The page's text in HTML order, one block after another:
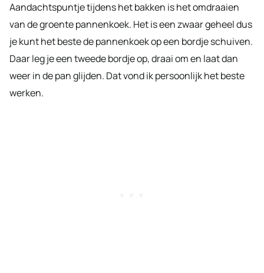
Aandachtspuntje tijdens het bakken is het omdraaien
van de groente pannenkoek. Het is een zwaar geheel dus
je kunt het beste de pannenkoek op een bordje schuiven.
Daar leg je een tweede bordje op, draai om en laat dan
weer in de pan glijden. Dat vond ik persoonlijk het beste
werken.